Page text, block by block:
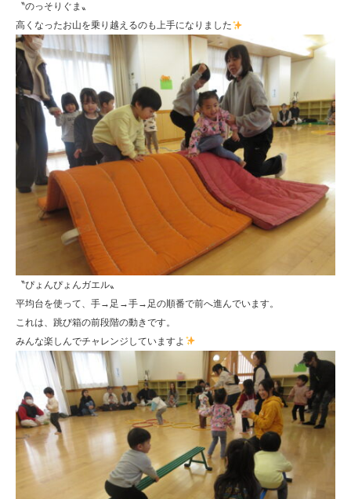
〝のっそりぐま〟
高くなったお山を乗り越えるのも上手になりました
〝ぴょんぴょんガエル〟
平均台を使って、手→足→手→足の順番で前へ進んでいます。
これは、跳び箱の前段階の動きです。
みんな楽しんでチャレンジしていますよ